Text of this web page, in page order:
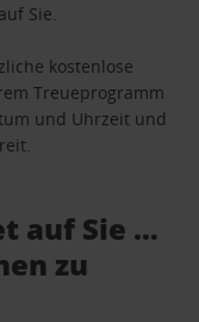
Sie.
kostenlose
Treueprogramm
und Uhrzeit und
auf Sie …
zu